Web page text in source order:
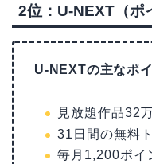
2位：U-NEXT（ポ
U-NEXTの主なポ
見放題作品32
31日間の無料
毎月1,200ポイ